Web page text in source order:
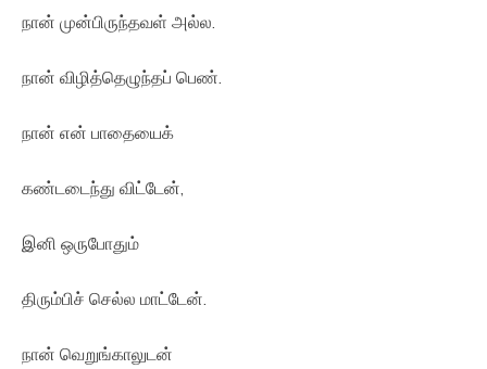
நான் முன்பிருந்தவள் அல்ல.
நான் விழித்தெழுந்தப் பெண்.
நான் என் பாதையைக்
கண்டடைந்து விட்டேன்,
இனி ஒருபோதும்
திரும்பிச் செல்ல மாட்டேன்.
நான் வெறுங்காலுடன்